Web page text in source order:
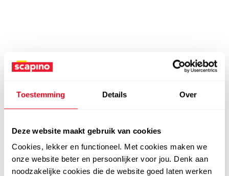
Toestemming Details Over
Deze website maakt gebruik van cookies
Cookies, lekker en functioneel. Met cookies maken we
onze website beter en persoonlijker voor jou. Denk aan
noodzakelijke cookies die de website goed laten werken